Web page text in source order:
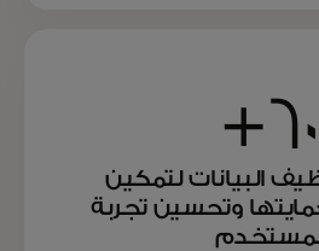
60+
البيانات لتمكين
وتحسين تجربة